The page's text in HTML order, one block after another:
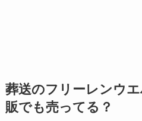
葬送のフリーレンウ
販でも売ってる？